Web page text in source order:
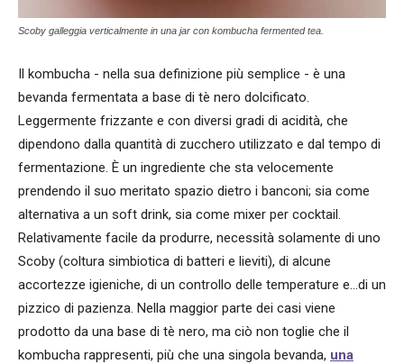
Scoby galleggia verticalmente in una jar con kombucha fermented tea.
Il kombucha - nella sua definizione più semplice - è una
bevanda fermentata a base di tè nero dolcificato.
Leggermente frizzante e con diversi gradi di acidità, che
dipendono dalla quantità di zucchero utilizzato e dal tempo di
fermentazione. È un ingrediente che sta velocemente
prendendo il suo meritato spazio dietro i banconi; sia come
alternativa a un soft drink, sia come mixer per cocktail.
Relativamente facile da produrre, necessità solamente di uno
Scoby (coltura simbiotica di batteri e lieviti), di alcune
accortezze igieniche, di un controllo delle temperature e...di un
pizzico di pazienza. Nella maggior parte dei casi viene
prodotto da una base di tè nero, ma ciò non toglie che il
kombucha rappresenti, più che una singola bevanda, una